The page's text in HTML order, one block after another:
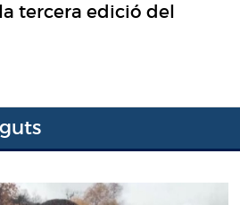
tercera edició del